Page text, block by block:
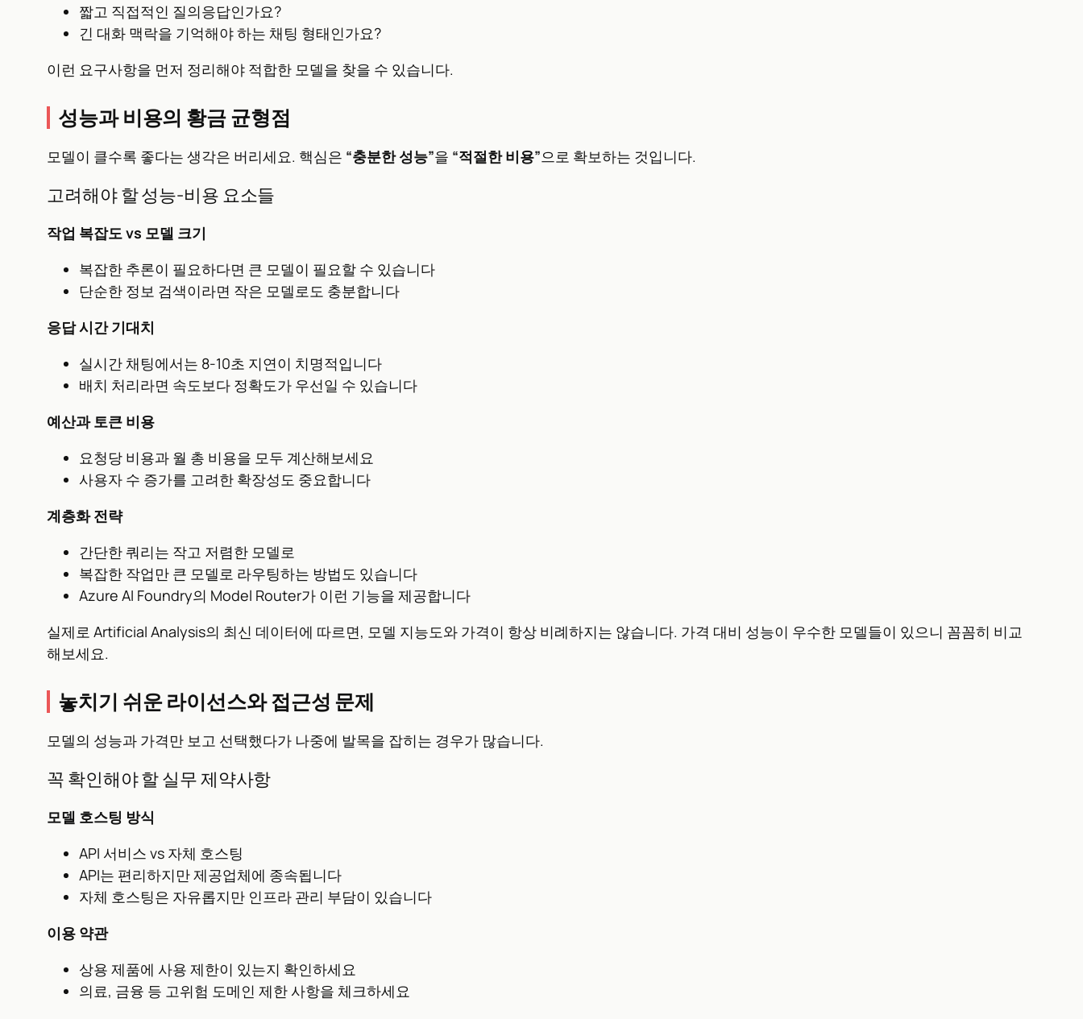
짧고 직접적인 질의응답인가요?
긴 대화 맥락을 기억해야 하는 채팅 형태인가요?
이런 요구사항을 먼저 정리해야 적합한 모델을 찾을 수 있습니다.
성능과 비용의 황금 균형점
모델이 클수록 좋다는 생각은 버리세요. 핵심은 “충분한 성능”을 “적절한 비용”으로 확보하는 것입니다.
고려해야 할 성능-비용 요소들
작업 복잡도 vs 모델 크기
복잡한 추론이 필요하다면 큰 모델이 필요할 수 있습니다
단순한 정보 검색이라면 작은 모델로도 충분합니다
응답 시간 기대치
실시간 채팅에서는 8-10초 지연이 치명적입니다
배치 처리라면 속도보다 정확도가 우선일 수 있습니다
예산과 토큰 비용
요청당 비용과 월 총 비용을 모두 계산해보세요
사용자 수 증가를 고려한 확장성도 중요합니다
계층화 전략
간단한 쿼리는 작고 저렴한 모델로
복잡한 작업만 큰 모델로 라우팅하는 방법도 있습니다
Azure AI Foundry의 Model Router가 이런 기능을 제공합니다
실제로 Artificial Analysis의 최신 데이터에 따르면, 모델 지능도와 가격이 항상 비례하지는 않습니다. 가격 대비 성능이 우수한 모델들이 있으니 꼼꼼히 비교
해보세요.
놓치기 쉬운 라이선스와 접근성 문제
모델의 성능과 가격만 보고 선택했다가 나중에 발목을 잡히는 경우가 많습니다.
꼭 확인해야 할 실무 제약사항
모델 호스팅 방식
API 서비스 vs 자체 호스팅
API는 편리하지만 제공업체에 종속됩니다
자체 호스팅은 자유롭지만 인프라 관리 부담이 있습니다
이용 약관
상용 제품에 사용 제한이 있는지 확인하세요
의료, 금융 등 고위험 도메인 제한 사항을 체크하세요